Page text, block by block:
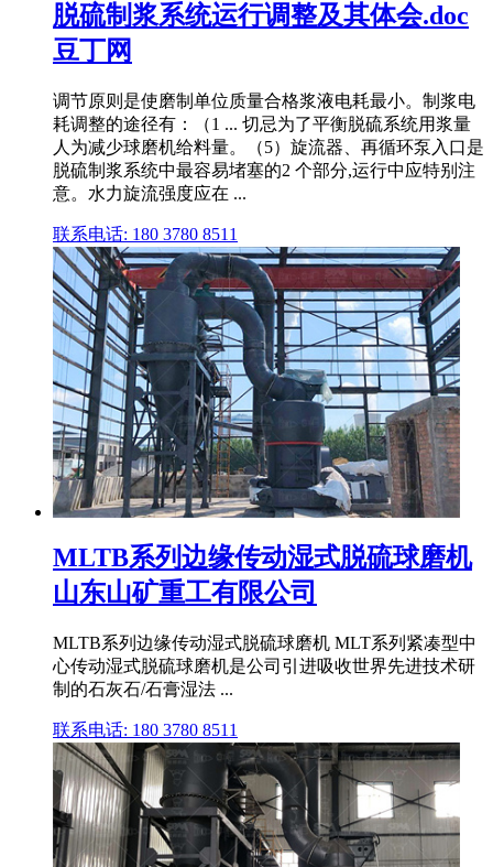
脱硫制浆系统运行调整及其体会.doc
豆丁网
调节原则是使磨制单位质量合格浆液电耗最小。制浆电
耗调整的途径有：（1 ... 切忌为了平衡脱硫系统用浆量
人为减少球磨机给料量。（5）旋流器、再循环泵入口是
脱硫制浆系统中最容易堵塞的2 个部分,运行中应特别注
意。水力旋流强度应在 ...
联系电话: 180 3780 8511
MLTB系列边缘传动湿式脱硫球磨机
山东山矿重工有限公司
MLTB系列边缘传动湿式脱硫球磨机 MLT系列紧凑型中
心传动湿式脱硫球磨机是公司引进吸收世界先进技术研
制的石灰石/石膏湿法 ...
联系电话: 180 3780 8511